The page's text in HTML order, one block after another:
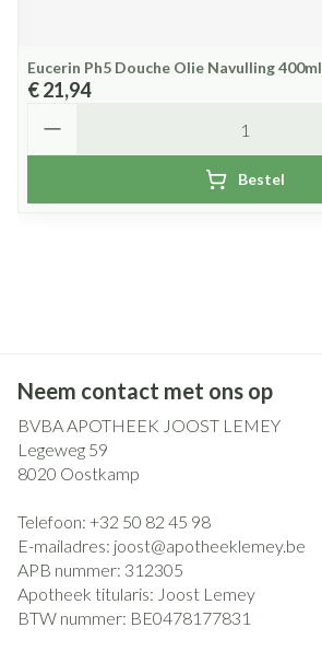
Eucerin Ph5 Douche Olie Navulling 400ml
€ 21,94
Bestel
Neem contact met ons op
BVBA APOTHEEK JOOST LEMEY
Legeweg 59
8020 Oostkamp
Telefoon: +32 50 82 45 98
E-mailadres: joost@apotheeklemey.be
APB nummer: 312305
Apotheek titularis: Joost Lemey
BTW nummer: BE0478177831